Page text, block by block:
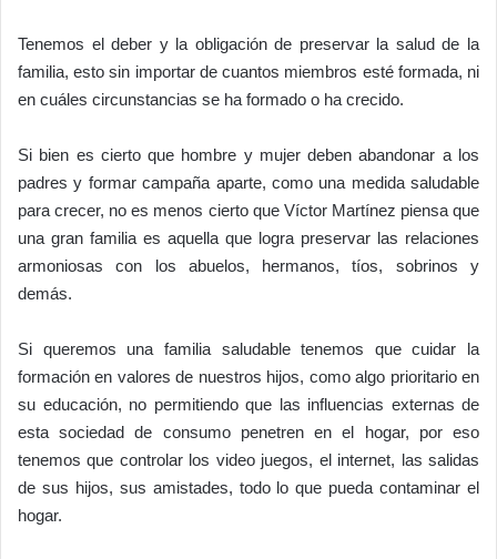
Tenemos el deber y la obligación de preservar la salud de la
familia, esto sin importar de cuantos miembros esté formada, ni
en cuáles circunstancias se ha formado o ha crecido.
Si bien es cierto que hombre y mujer deben abandonar a los
padres y formar campaña aparte, como una medida saludable
para crecer, no es menos cierto que Víctor Martínez piensa que
una gran familia es aquella que logra preservar las relaciones
armoniosas con los abuelos, hermanos, tíos, sobrinos y
demás.
Si queremos una familia saludable tenemos que cuidar la
formación en valores de nuestros hijos, como algo prioritario en
su educación, no permitiendo que las influencias externas de
esta sociedad de consumo penetren en el hogar, por eso
tenemos que controlar los video juegos, el internet, las salidas
de sus hijos, sus amistades, todo lo que pueda contaminar el
hogar.